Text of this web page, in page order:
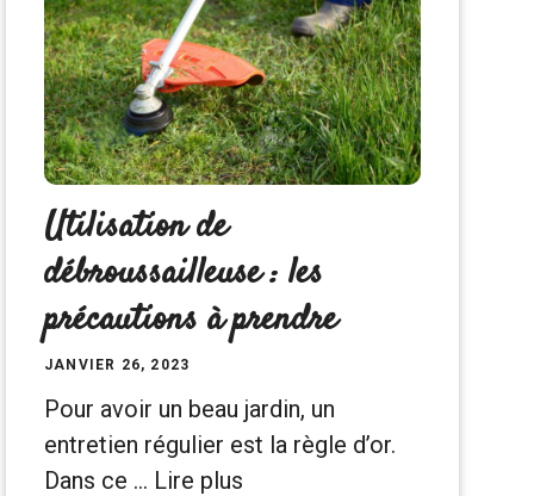
Utilisation de
débroussailleuse : les
précautions à prendre
JANVIER 26, 2023
Pour avoir un beau jardin, un
entretien régulier est la règle d’or.
Dans ce … Lire plus